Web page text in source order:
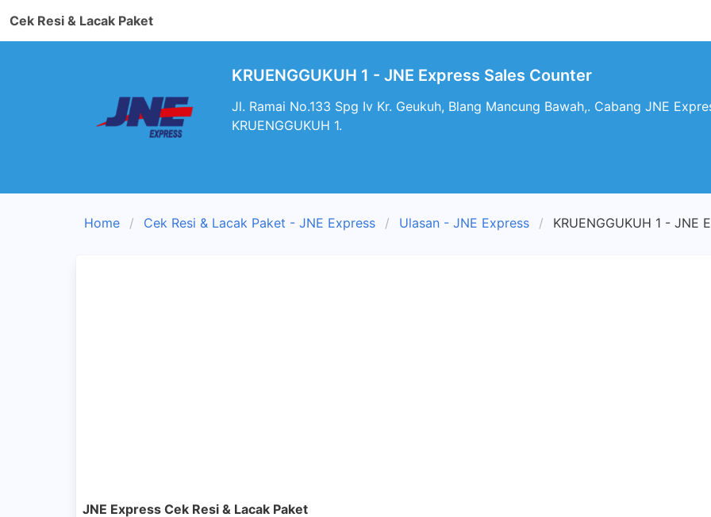
Cek Resi & Lacak Paket
KRUENGGUKUH 1 - JNE Express Sales Counter
Jl. Ramai No.133 Spg Iv Kr. Geukuh, Blang Mancung Bawah,. Cabang JNE
KRUENGGUKUH 1.
Home Cek Resi & Lacak Paket - JNE Express Ulasan - JNE Express KRUENGGUKUH 1 - JNE
JNE Express Cek Resi & Lacak Paket